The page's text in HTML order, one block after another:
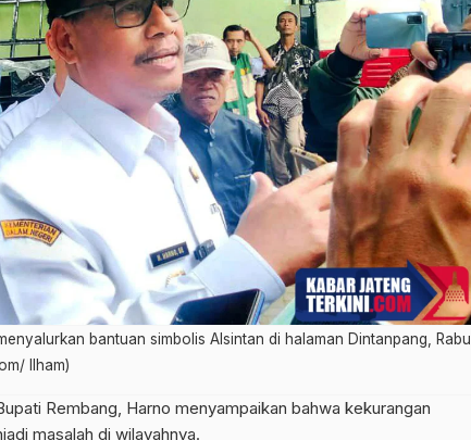
bantuan simbolis Alsintan di halaman Dintanpang, Rabu
Ilham)
Rembang, Harno menyampaikan bahwa kekurangan
masalah di wilayahnya.